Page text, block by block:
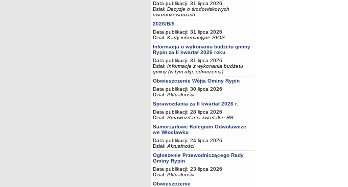
Data publikacji: 31 lipca 2026
Dział: Decyzje o środowiskowych
uwarunkowaniach
2026/B/5
Data publikacji: 31 lipca 2026
Dział: Karty informacyjne SIOS
Informacja o wykonaniu budżetu gminy
Rypin za II kwartał 2026 roku
Data publikacji: 31 lipca 2026
Dział: Informacje z wykonania budżetu
gminy (w tym ulgi, odroczenia)
Obwieszczenie Wójta Gminy Rypin
Data publikacji: 30 lipca 2026
Dział: Aktualności
Sprawozdania za II kwartał 2026 r.
Data publikacji: 28 lipca 2026
Dział: Sprawozdania kwartalne RB
Samorządowe Kolegium Odwoławcze
we Włocławku
Data publikacji: 24 lipca 2026
Dział: Aktualności
Ogłoszenie Przewodniczącego Rady
Gminy Rypin
Data publikacji: 23 lipca 2026
Dział: Aktualności
Obwieszczenie